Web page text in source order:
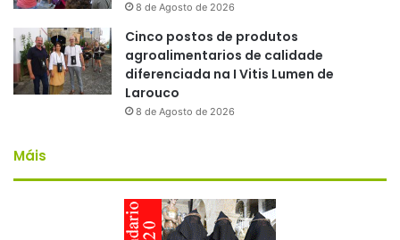
8 de Agosto de 2026
Cinco postos de produtos
agroalimentarios de calidade
diferenciada na I Vitis Lumen de
Larouco
8 de Agosto de 2026
Máis